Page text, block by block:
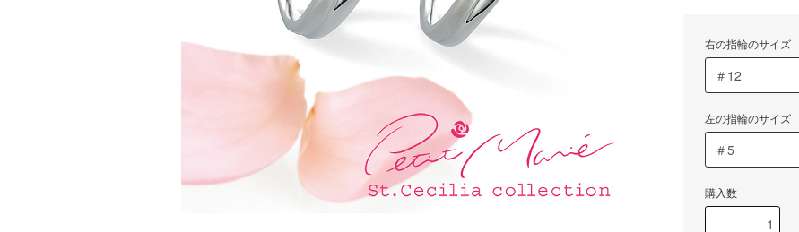
右の指輪のサイズ
左の指輪のサイズ
購入数